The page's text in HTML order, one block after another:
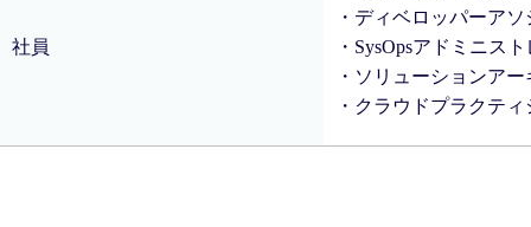
社員
・ディベロッパーア
・SysOpsアドミニス
・ソリューションア
・クラウドプラクテ